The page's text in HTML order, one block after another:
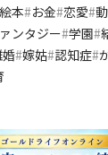
絵本 お金 恋愛
ンタジー 学園
婚 嫁姑 認知症